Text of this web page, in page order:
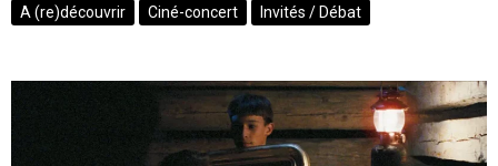
A (re)découvrir Ciné-concert Invités / Débat